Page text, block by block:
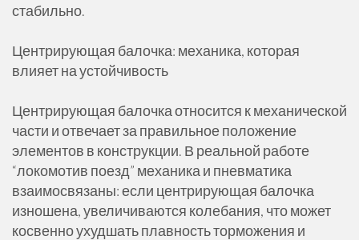
стабильно.
Центрирующая балочка: механика, которая
влияет на устойчивость
Центрирующая балочка относится к механической
части и отвечает за правильное положение
элементов в конструкции. В реальной работе
“локомотив поезд” механика и пневматика
взаимосвязаны: если центрирующая балочка
изношена, увеличиваются колебания, что может
косвенно ухудшать плавность торможения и